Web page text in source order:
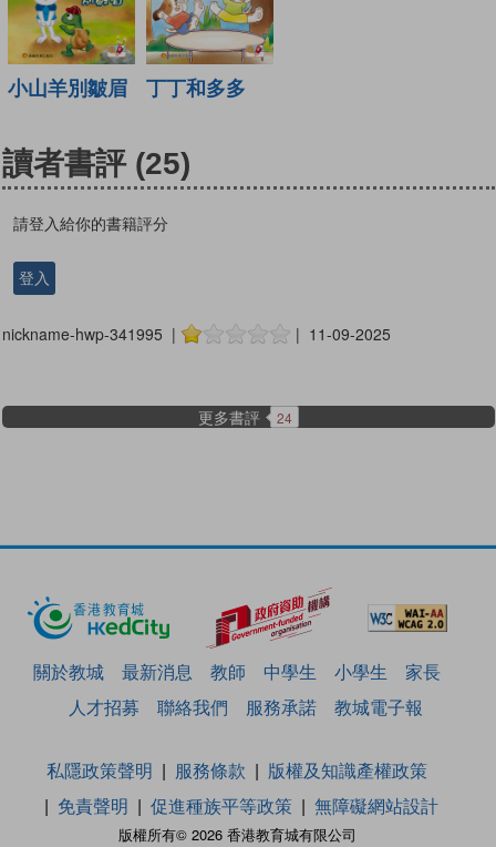
小山羊別皺眉 丁丁和多多
讀者書評 (25)
請登入給你的書籍評分
登入
nickname-hwp-341995 | | 11-09-2025
更多書評 24
關於教城 最新消息 教師 中學生 小學生
家長
人才招募
聯絡我們 服務承諾 教城電子報
版權所有© 2026 香港教育城有限公司
私隱政策聲明 服務條款
版權及知識產權政策
免責聲明
促進種族平等政策 無障礙網站設計